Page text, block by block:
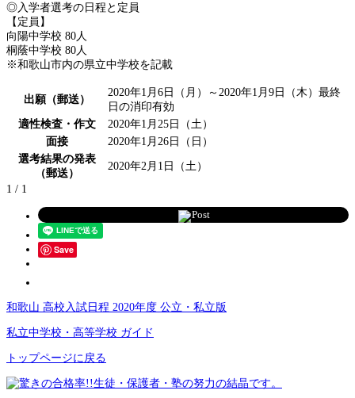
◎入学者選考の日程と定員
【定員】
向陽中学校 80人
桐蔭中学校 80人
※和歌山市内の県立中学校を記載
出願（郵送）
2020年1月6日（月）～2020年1月9日（木）最終
日の消印有効
適性検査・作文
2020年1月25日（土）
面接
2020年1月26日（日）
選考結果の発表
（郵送）
2020年2月1日（土）
1 / 1
Post
Save
和歌山 高校入試日程 2020年度 公立・私立版
私立中学校・高等学校 ガイド
トップページに戻る